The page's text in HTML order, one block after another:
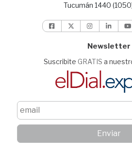
Tucumán 1440
Newsletter
Suscribite GRATIS a